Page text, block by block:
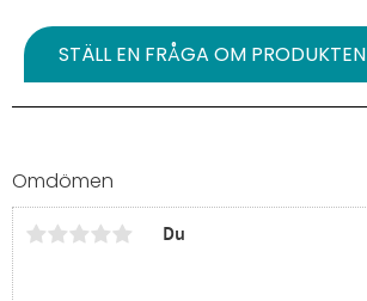
STÄLL EN FRÅGA OM PRODUKTEN
Omdömen
Du